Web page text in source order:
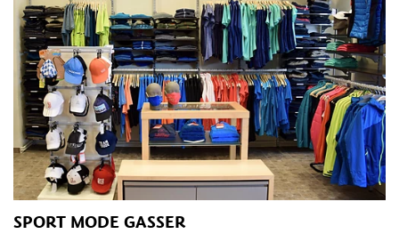
SPORT MODE GASSER